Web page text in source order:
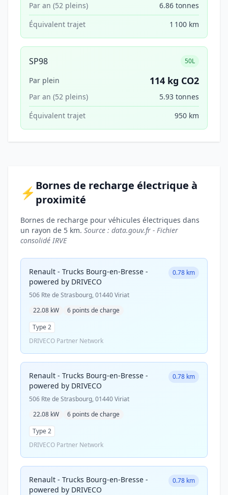
Par an (52 pleins)
6.86 tonnes
Équivalent trajet
1 100 km
SP98 50L
Par plein 114 kg CO2
Par an (52 pleins)
5.93 tonnes
Équivalent trajet
950 km
⚡ Bornes de recharge électrique à
proximité
Bornes de recharge pour véhicules électriques dans
un rayon de 5 km. Source : data.gouv.fr - Fichier
consolidé IRVE
Renault - Trucks Bourg-en-Bresse -
powered by DRIVECO
0.78 km
506 Rte de Strasbourg, 01440 Viriat
22.08 kW
6 points de charge
Type 2
DRIVECO Partner Network
Renault - Trucks Bourg-en-Bresse -
powered by DRIVECO
0.78 km
506 Rte de Strasbourg, 01440 Viriat
22.08 kW
6 points de charge
Type 2
DRIVECO Partner Network
Renault - Trucks Bourg-en-Bresse -
powered by DRIVECO
0.78 km